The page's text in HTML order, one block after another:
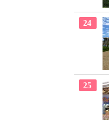
24
25